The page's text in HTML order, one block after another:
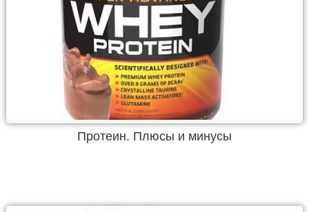
Протеин. Плюсы и минусы